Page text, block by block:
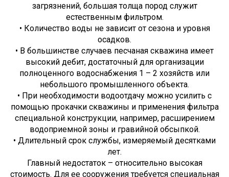
загрязнений, большая толща пород служит
естественным фильтром.
• Количество воды не зависит от сезона и уровня
осадков.
• В большинстве случаев песчаная скважина имеет
высокий дебит, достаточный для организации
полноценного водоснабжения 1 – 2 хозяйств или
небольшого промышленного объекта.
• При необходимости водоотдачу можно усилить с
помощью прокачки скважины и применения фильтра
специальной конструкции, например, расширением
водоприемной зоны и гравийной обсыпкой.
• Длительный срок службы, измеряемый десятками
лет.
Главный недостаток – относительно высокая
стоимость. Для ее сооружения требуется специальная